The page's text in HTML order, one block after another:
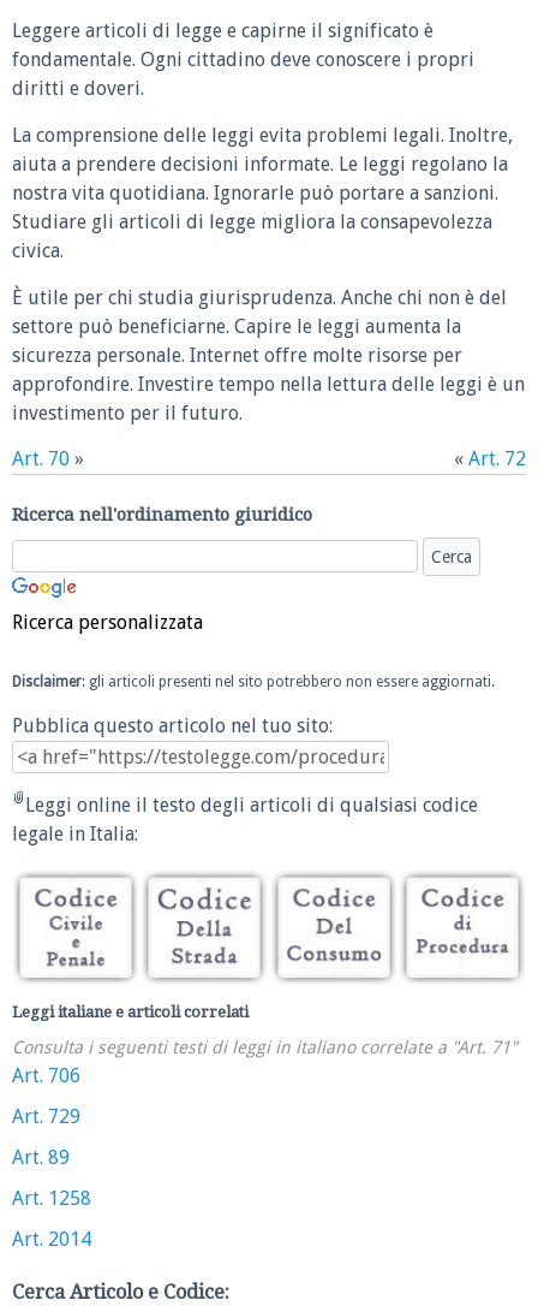
Leggere articoli di legge e capirne il significato è
fondamentale. Ogni cittadino deve conoscere i propri
diritti e doveri.
La comprensione delle leggi evita problemi legali. Inoltre,
aiuta a prendere decisioni informate. Le leggi regolano la
nostra vita quotidiana. Ignorarle può portare a sanzioni.
Studiare gli articoli di legge migliora la consapevolezza
civica.
È utile per chi studia giurisprudenza. Anche chi non è del
settore può beneficiarne. Capire le leggi aumenta la
sicurezza personale. Internet offre molte risorse per
approfondire. Investire tempo nella lettura delle leggi è un
investimento per il futuro.
Art. 70 » « Art. 72
Ricerca nell'ordinamento giuridico
Ricerca personalizzata
Disclaimer: gli articoli presenti nel sito potrebbero non essere aggiornati.
Pubblica questo articolo nel tuo sito:
Leggi online il testo degli articoli di qualsiasi codice
legale in Italia:
Leggi italiane e articoli correlati
Consulta i seguenti testi di leggi in italiano correlate a "Art. 71"
Art. 706
Art. 729
Art. 89
Art. 1258
Art. 2014
Cerca Articolo e Codice: